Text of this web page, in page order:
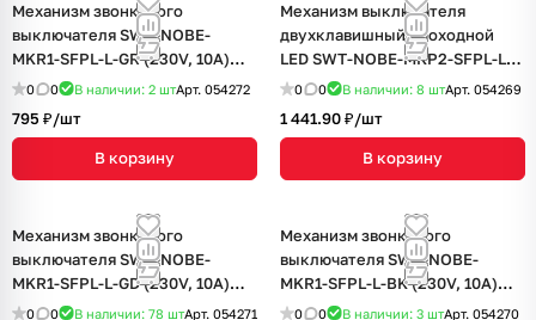
Механизм звонкового
выключателя SWT-NOBE-
MKR1-SFPL-L-GR (230V, 10A)
(Arlight, Серый базальт)
0 0 В наличии: 2 штАрт. 054272
795 ₽/шт
В корзину
Механизм выключателя
двухклавишный проходной
LED SWT-NOBE-MKP2-SFPL-L-
GR (230V, 10A) (Arlight, Серый
0 0 В наличии: 8 штАрт. 054269
1 441.90 ₽/шт
В корзину
Механизм звонкового
выключателя SWT-NOBE-
MKR1-SFPL-L-GD (230V, 10A)
(Arlight, Золотой песок)
0 0 В наличии: 78 штАрт. 054271
Механизм звонкового
выключателя SWT-NOBE-
MKR1-SFPL-L-BK (230V, 10A)
(Arlight, Черный оникс)
0 0 В наличии: 3 штАрт. 054270